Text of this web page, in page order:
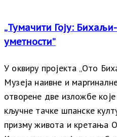
„Тумачити Гоју:
уметности”
У оквиру пројекта „Ото
Музеја наивне и
отворене две изложбе
кључне тачке шпанске
призму живота и кретања